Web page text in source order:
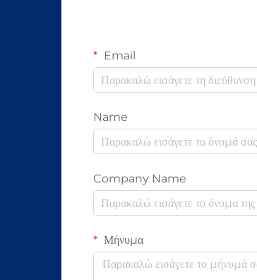
Email
Name
Company Name
Μήνυμα